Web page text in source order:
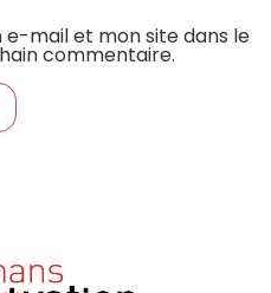
mail et mon site dans le
commentaire.